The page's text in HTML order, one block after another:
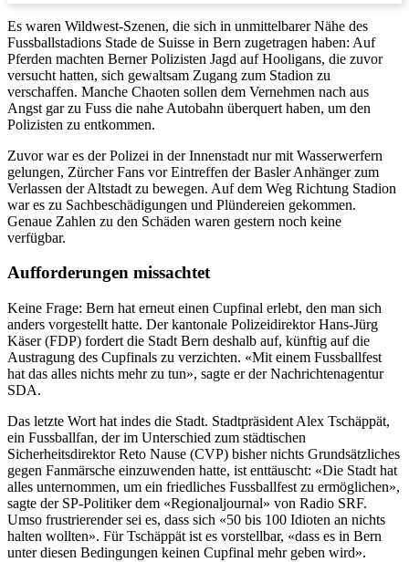
Es waren Wildwest-Szenen, die sich in unmittelbarer Nähe des
Fussballstadions Stade de Suisse in Bern zugetragen haben: Auf
Pferden machten Berner Polizisten Jagd auf Hooligans, die zuvor
versucht hatten, sich gewaltsam Zugang zum Stadion zu
verschaffen. Manche Chaoten sollen dem Vernehmen nach aus
Angst gar zu Fuss die nahe Autobahn überquert haben, um den
Polizisten zu entkommen.
Zuvor war es der Polizei in der Innenstadt nur mit Wasserwerfern
gelungen, Zürcher Fans vor Eintreffen der Basler Anhänger zum
Verlassen der Altstadt zu bewegen. Auf dem Weg Richtung Stadion
war es zu Sachbeschädigungen und Plündereien gekommen.
Genaue Zahlen zu den Schäden waren gestern noch keine
verfügbar.
Aufforderungen missachtet
Keine Frage: Bern hat erneut einen Cupfinal erlebt, den man sich
anders vorgestellt hatte. Der kantonale Polizeidirektor Hans-Jürg
Käser (FDP) fordert die Stadt Bern deshalb auf, künftig auf die
Austragung des Cupfinals zu verzichten. «Mit einem Fussballfest
hat das alles nichts mehr zu tun», sagte er der Nachrichtenagentur
SDA.
Das letzte Wort hat indes die Stadt. Stadtpräsident Alex Tschäppät,
ein Fussballfan, der im Unterschied zum städtischen
Sicherheitsdirektor Reto Nause (CVP) bisher nichts Grundsätzliches
gegen Fanmärsche einzuwenden hatte, ist enttäuscht: «Die Stadt hat
alles unternommen, um ein friedliches Fussballfest zu ermöglichen»,
sagte der SP-Politiker dem «Regionaljournal» von Radio SRF.
Umso frustrierender sei es, dass sich «50 bis 100 Idioten an nichts
halten wollten». Für Tschäppät ist es vorstellbar, «dass es in Bern
unter diesen Bedingungen keinen Cupfinal mehr geben wird».